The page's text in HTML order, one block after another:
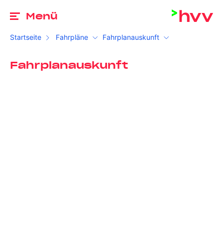
Menü
Startseite Fahrpläne Fahrplanauskunft
Fahrplanauskunft